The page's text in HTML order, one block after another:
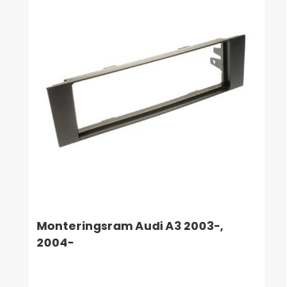
Monteringsram Audi A3 2003-,
2004-